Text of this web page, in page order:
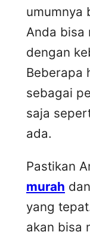
umumnya
Anda bisa
dengan
Beberapa
sebagai
saja
ada.
Pastikan
murah
yang
akan bisa